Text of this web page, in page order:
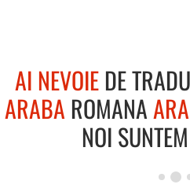
AI NEVOIEDE
ARABA ROMANA
NOI SUNTEM